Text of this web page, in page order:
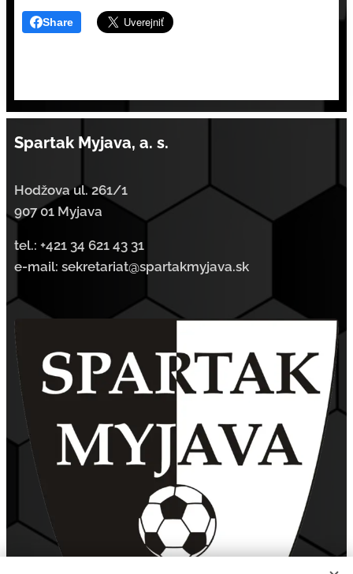
Share
Spartak Myjava, a. s.
Hodžova ul. 261/1
907 01 Myjava
tel.: +421 34 621 43 31
e-mail: sekretariat@spartakmyjava.sk